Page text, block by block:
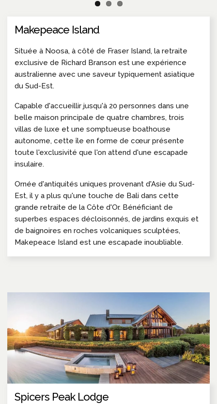
Makepeace Island
Située à Noosa, à côté de Fraser Island, la retraite
exclusive de Richard Branson est une expérience
australienne avec une saveur typiquement asiatique
du Sud-Est.
Capable d'accueillir jusqu'à 20 personnes dans une
belle maison principale de quatre chambres, trois
villas de luxe et une somptueuse boathouse
autonome, cette île en forme de cœur présente
toute l'exclusivité que l'on attend d'une escapade
insulaire.
Ornée d'antiquités uniques provenant d'Asie du Sud-
Est, il y a plus qu'une touche de Bali dans cette
grande retraite de la Côte d'Or. Bénéficiant de
superbes espaces décloisonnés, de jardins exquis et
de baignoires en roches volcaniques sculptées,
Makepeace Island est une escapade inoubliable.
Spicers Peak Lodge